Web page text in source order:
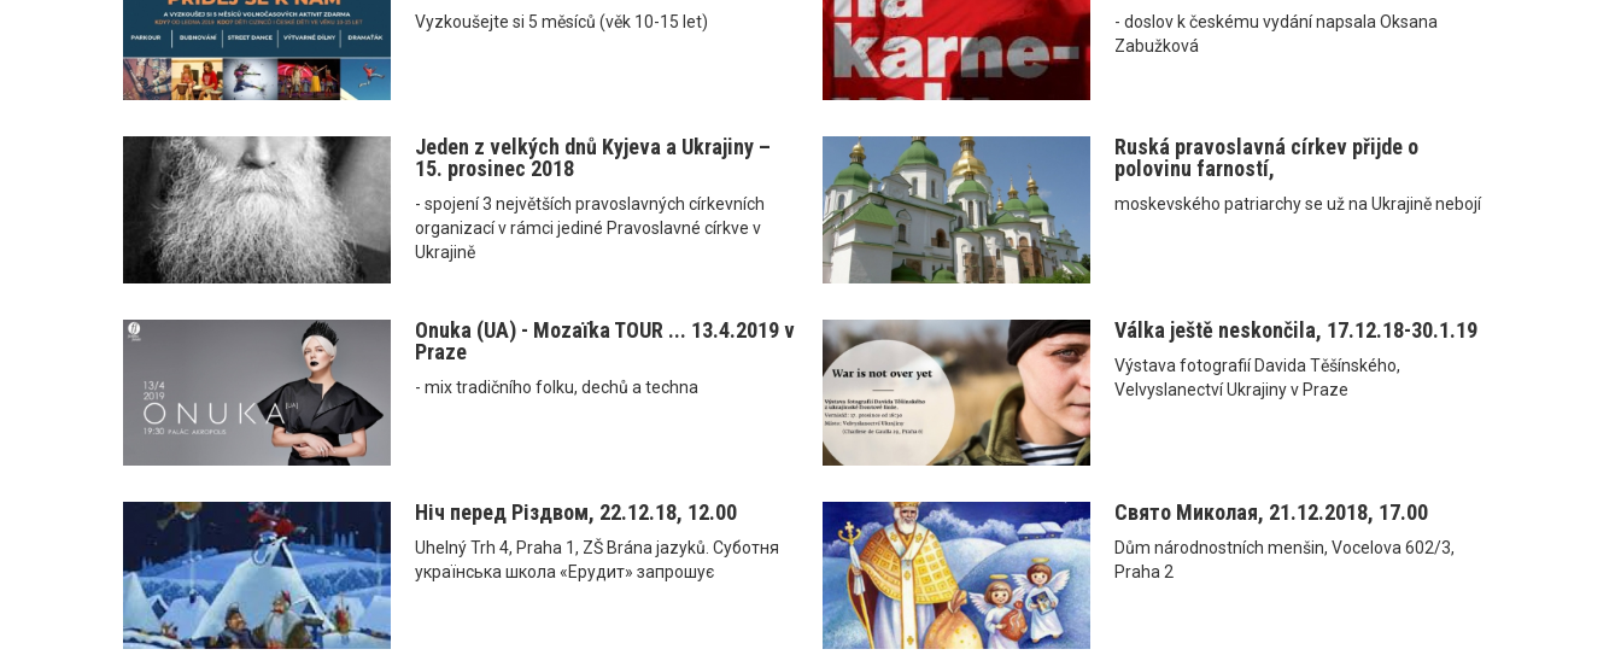
Vyzkoušejte si 5 měsíců (věk 10-15 let)
- doslov k českému vydání napsala Oksana
Zabužková
Jeden z velkých dnů Kyjeva a Ukrajiny –
15. prosinec 2018
- spojení 3 největších pravoslavných církevních
organizací v rámci jediné Pravoslavné církve v
Ukrajině
Ruská pravoslavná církev přijde o
polovinu farností,
moskevského patriarchy se už na Ukrajině nebojí
Onuka (UA) - Mozaїka TOUR ... 13.4.2019 v
Praze
- mix tradičního folku, dechů a techna
Válka ještě neskončila, 17.12.18-30.1.19
Výstava fotografií Davida Těšínského,
Velvyslanectví Ukrajiny v Praze
Ніч перед Різдвом, 22.12.18, 12.00
Uhelný Trh 4, Praha 1, ZŠ Brána jazyků. Суботня
українська школа «Ерудит» запрошує
Свято Миколая, 21.12.2018, 17.00
Dům národnostních menšin, Vocelova 602/3,
Praha 2